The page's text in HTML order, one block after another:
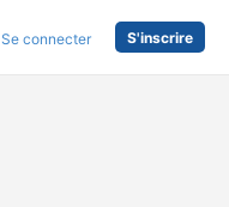
Se connecter S'inscrire